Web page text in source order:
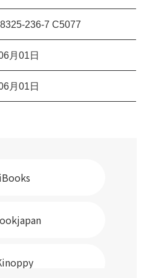
iBooks
236-7 C5077
月01日
月01日